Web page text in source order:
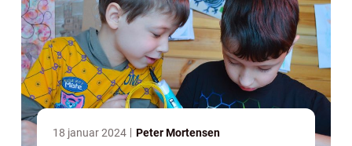
18 januar 2024 Peter Mortensen